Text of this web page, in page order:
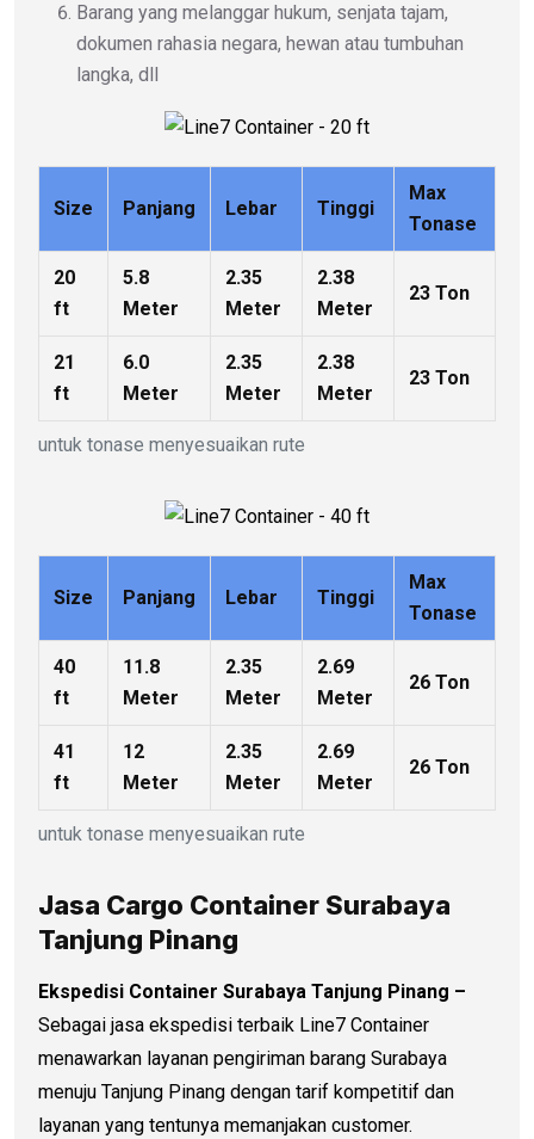
Barang yang melanggar hukum, senjata tajam,
dokumen rahasia negara, hewan atau tumbuhan
langka, dll
untuk tonase menyesuaikan rute
Size Panjang Lebar Tinggi
Max
Tonase
20
ft
5.8
Meter
2.35
Meter
2.38
Meter
23 Ton
21
ft
6.0
Meter
2.35
Meter
2.38
Meter
23 Ton
untuk tonase menyesuaikan rute
Size Panjang Lebar Tinggi
Max
Tonase
40
ft
11.8
Meter
2.35
Meter
2.69
Meter
26 Ton
41
ft
12
Meter
2.35
Meter
2.69
Meter
26 Ton
Jasa Cargo Container Surabaya
Tanjung Pinang
Ekspedisi Container Surabaya Tanjung Pinang –
Sebagai jasa ekspedisi terbaik Line7 Container
menawarkan layanan pengiriman barang Surabaya
menuju Tanjung Pinang dengan tarif kompetitif dan
layanan yang tentunya memanjakan customer.